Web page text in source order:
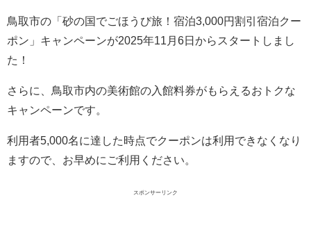
鳥取市の「砂の国でごほうび旅！宿泊3,000円割引宿泊クー
ポン」キャンペーンが2025年11月6日からスタートしまし
た！
さらに、鳥取市内の美術館の入館料券がもらえるおトクな
キャンペーンです。
利用者5,000名に達した時点でクーポンは利用できなくなり
ますので、お早めにご利用ください。
スポンサーリンク